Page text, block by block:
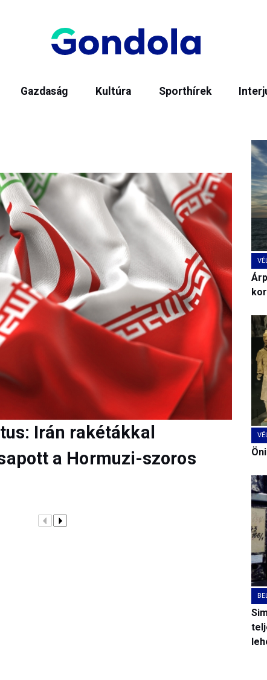
Gazdaság Kultúra Sporthírek
Irán rakétákkal
a Hormuzi-szoros